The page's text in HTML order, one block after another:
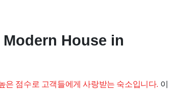
House in
은 점수로 고객들에게 사랑받는 숙소입니다. 이